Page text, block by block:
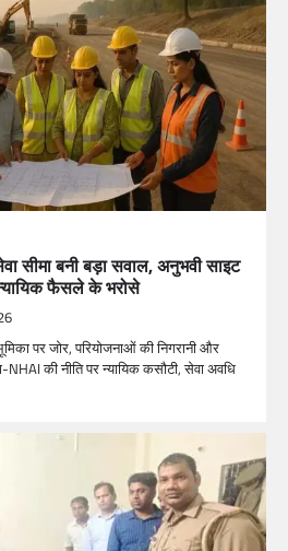
सीमा बनी बड़ा सवाल, अनुभवी साइट
फैसले के भरोसे
पर जोर, परियोजनाओं की निगरानी और
की नीति पर न्यायिक कसौटी, सेवा अवधि